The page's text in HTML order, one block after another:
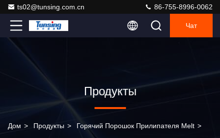
ts02@tunsing.com.cn 86-755-8996-0062
Чат
Продукты
Дом > Продукты > Горячий Порошок Прилипателя Melt >